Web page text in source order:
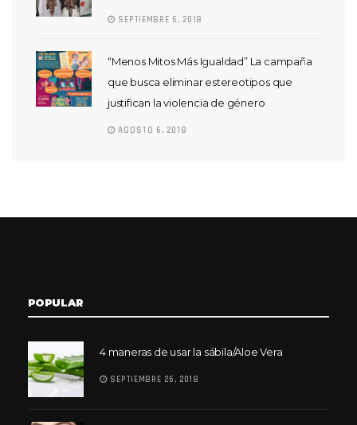
SEPTIEMBRE 6, 2018
“Menos Mitos Más Igualdad” La campaña
que busca eliminar estereotipos que
justifican la violencia de género
AGOSTO 6, 2018
POPULAR
4 maneras de usar la sábila/Aloe Vera
SEPTIEMBRE 26, 2018